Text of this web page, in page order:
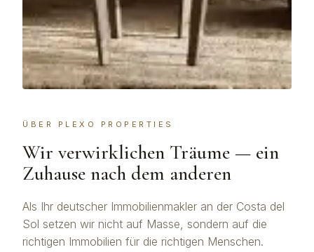
ÜBER PLEXO PROPERTIES
Wir verwirklichen Träume — ein
Zuhause nach dem anderen
Als Ihr deutscher Immobilienmakler an der Costa del
Sol setzen wir nicht auf Masse, sondern auf die
richtigen Immobilien für die richtigen Menschen.